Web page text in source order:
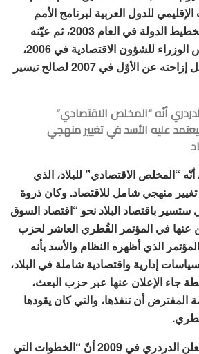
للدول العربية لبرنامج الأمم
المتحدة الإنمائي) هيئة تخطيط الدولة في العام 2003، ثم عيّنه
الأسد نائبا لرئيس مجلس الوزراء للشؤون الاقتصادية في 2006،
ليشغل كلا المنصبين قبل إزاحته عن الأوّل في 2007 لصالح تيسير
أنّه “المخلص الاقتصادي”
عليه الأسد في تغيير منهجي
“المخلص الاقتصادي” للبلاد، الذي
منهجي شامل للاقتصاد. وكان ذروة
باقتصاد البلاد نحو “اقتصاد السوق
عنها في المؤتمر القُطري العاشر لحزب
وهذا المؤتمر الذي أظهره النظام والأسد بأنه
إدارية واقتصادية شاملة في البلاد،
جاء الإعلان عنها عبر حزب البعث،
أن تنفذها، والتي كان يقودها
ستمضي أربعة أعوام ليعلن الدردري في 2009 أنّ “الخطوات التي